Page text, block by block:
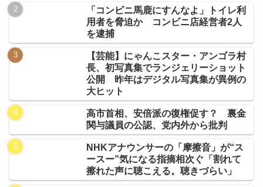
「コンビニ馬鹿にすんなよ」トイレ利
用者を脅迫か コンビニ店経営者2人
を逮捕
【芸能】にゃんこスター・アンゴラ村
長、初写真集でランジェリーショット
公開 昨年はデジタル写真集が異例の
大ヒット
高市首相、安倍派の復権促す？ 裏金
関与議員の公認、党内外から批判
NHKアナウンサーの「摩擦音」が“ス
ースー”気になる指摘相次ぐ「割れて
擦れた声に聴こえる。聴きづらい」